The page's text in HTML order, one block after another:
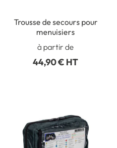
Trousse de secours pour
menuisiers
à partir de
44,90 € HT